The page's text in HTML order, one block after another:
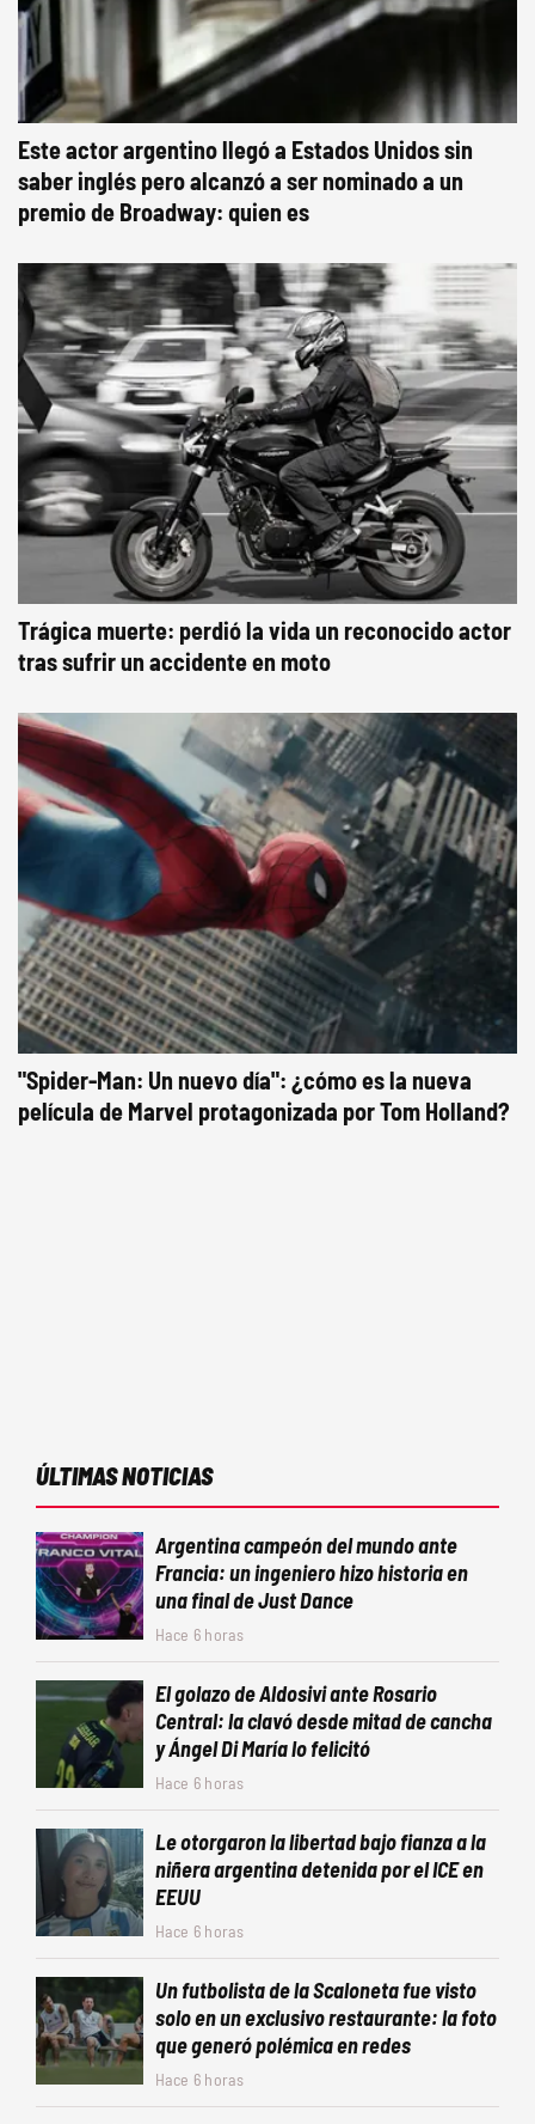
Este actor argentino llegó a Estados Unidos sin
saber inglés pero alcanzó a ser nominado a un
premio de Broadway: quien es
Trágica muerte: perdió la vida un reconocido actor
tras sufrir un accidente en moto
"Spider-Man: Un nuevo día": ¿cómo es la nueva
película de Marvel protagonizada por Tom Holland?
ÚLTIMAS NOTICIAS
Argentina campeón del mundo ante
Francia: un ingeniero hizo historia en
una final de Just Dance
Hace 6 horas
El golazo de Aldosivi ante Rosario
Central: la clavó desde mitad de cancha
y Ángel Di María lo felicitó
Hace 6 horas
Le otorgaron la libertad bajo fianza a la
niñera argentina detenida por el ICE en
EEUU
Hace 6 horas
Un futbolista de la Scaloneta fue visto
solo en un exclusivo restaurante: la foto
que generó polémica en redes
Hace 6 horas